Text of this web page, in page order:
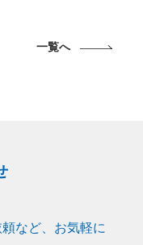
一覧へ
など、お気軽に